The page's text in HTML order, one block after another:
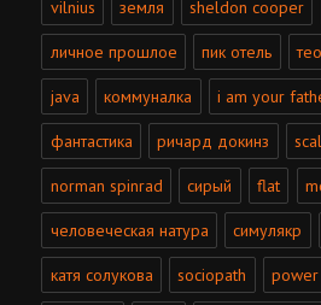
vilnius земля sheldon cooper
личное прошлое пик отель
java коммуналка i am your
фантастика ричард докинз
norman spinrad сирый flat
человеческая натура симулякр
катя солукова sociopath power